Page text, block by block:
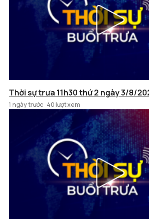
Thời sự trưa 11h30 thứ 2 ngày 3/8/
1 ngày trước 40 lượt xem